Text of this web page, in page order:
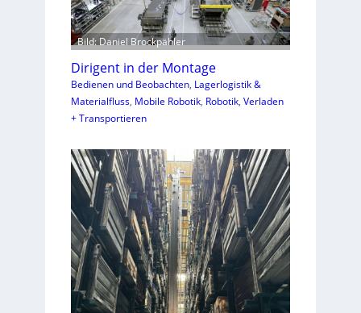
Bild: Daniel Brockpähler
Dirigent in der Montage
Bedienen und Beobachten, Lagerlogistik &
Materialfluss, Mobile Robotik, Robotik, Verladen
+ Transportieren